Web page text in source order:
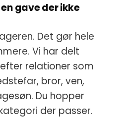
gave der ikke
Det gør hele
Vi har delt
relationer som
bror, ven,
Du hopper
der passer.